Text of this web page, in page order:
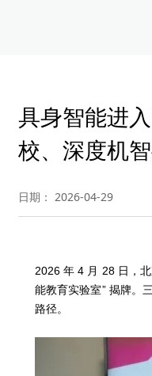
具身智能进
校、深度机
日期： 2026-04-29
2026 年 4 月 28 日，
能教育实验室” 揭牌。
路径。